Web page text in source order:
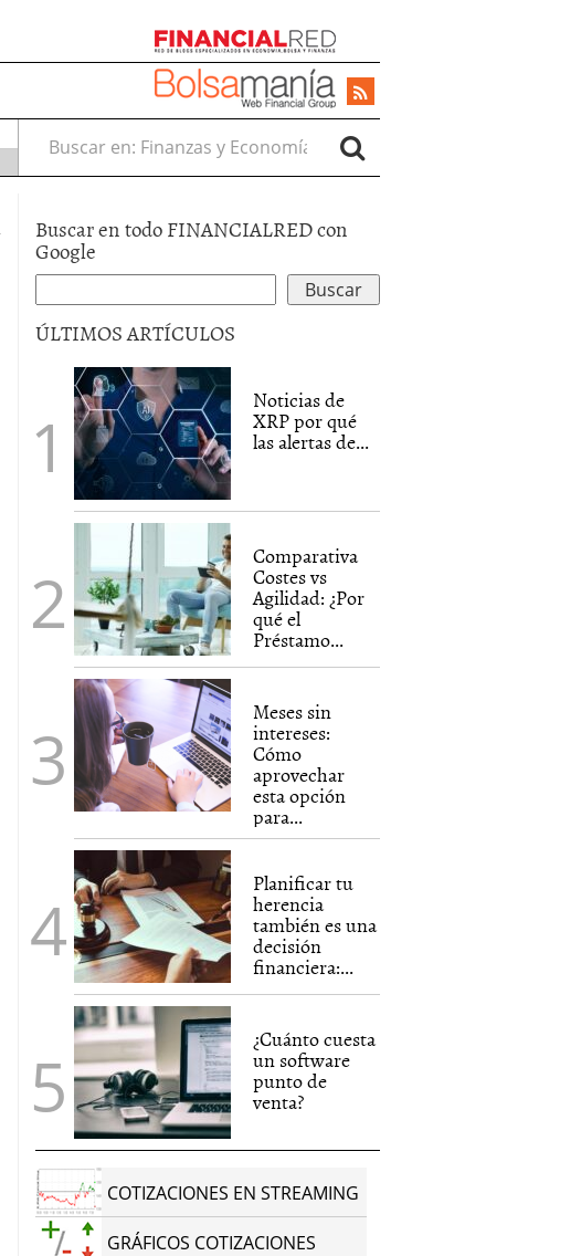
Buscar en:
Buscar en todo FINANCIALRED con
Google
ÚLTIMOS ARTÍCULOS
Noticias de
XRP por qué
las alertas de...
Comparativa
Costes vs
Agilidad: ¿Por
qué el
Préstamo...
Meses sin
intereses:
Cómo
aprovechar
esta opción
para...
Planificar tu
herencia
también es una
decisión
financiera:...
¿Cuánto cuesta
un software
punto de
venta?
COTIZACIONES EN STREAMING
GRÁFICOS COTIZACIONES